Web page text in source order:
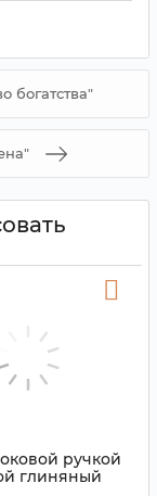
богатства"
ручкой
глиняный